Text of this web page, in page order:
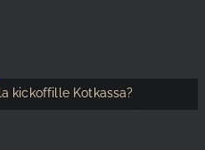
kickoffille Kotkassa?